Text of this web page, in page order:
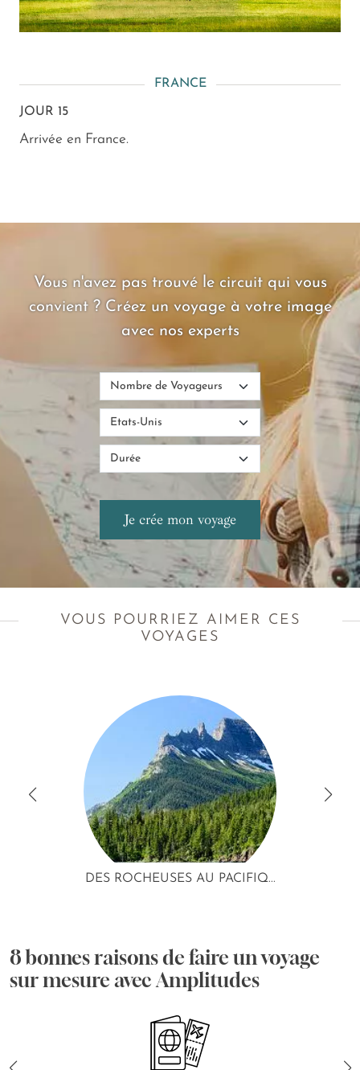
FRANCE
JOUR 15
Arrivée en France.
Vous n'avez pas trouvé le circuit qui vous
convient ? Créez un voyage à votre image
avec nos experts
VOUS POURRIEZ AIMER CES
VOYAGES
DES ROCHEUSES AU PACIFIQ...
8 bonnes raisons de faire un voyage
sur mesure avec Amplitudes